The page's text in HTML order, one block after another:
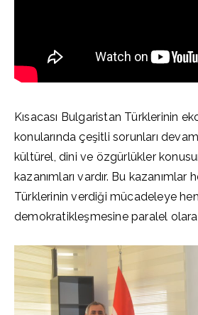
Kısacası Bulgaristan Türklerinin
konularında çeşitli sorunları
kültürel, dini ve özgürlükler
kazanımları vardır. Bu kazanımlar
Türklerinin verdiği mücadeleye
demokratikleşmesine paralel